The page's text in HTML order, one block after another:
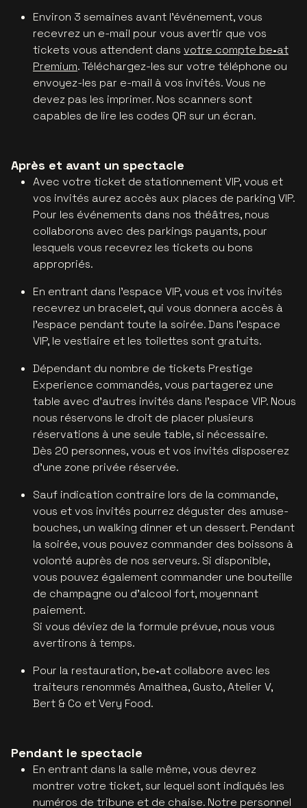
Environ 3 semaines avant l'événement, vous
recevrez un e-mail pour vous avertir que vos
tickets vous attendent dans votre compte be•at
Premium. Téléchargez-les sur votre téléphone ou
envoyez-les par e-mail à vos invités. Vous ne
devez pas les imprimer. Nos scanners sont
capables de lire les codes QR sur un écran.
Après et avant un spectacle
Avec votre ticket de stationnement VIP, vous et
vos invités aurez accès aux places de parking VIP.
Pour les événements dans nos théâtres, nous
collaborons avec des parkings payants, pour
lesquels vous recevrez les tickets ou bons
appropriés.
En entrant dans l'espace VIP, vous et vos invités
recevrez un bracelet, qui vous donnera accès à
l'espace pendant toute la soirée. Dans l'espace
VIP, le vestiaire et les toilettes sont gratuits.
Dépendant du nombre de tickets Prestige
Experience commandés, vous partagerez une
table avec d'autres invités dans l'espace VIP. Nous
nous réservons le droit de placer plusieurs
réservations à une seule table, si nécessaire.
Dès 20 personnes, vous et vos invités disposerez
d'une zone privée réservée.
Sauf indication contraire lors de la commande,
vous et vos invités pourrez déguster des amuse-
bouches, un walking dinner et un dessert. Pendant
la soirée, vous pouvez commander des boissons à
volonté auprès de nos serveurs. Si disponible,
vous pouvez également commander une bouteille
de champagne ou d'alcool fort, moyennant
paiement.
Si vous déviez de la formule prévue, nous vous
avertirons à temps.
Pour la restauration, be•at collabore avec les
traiteurs renommés Amalthea, Gusto, Atelier V,
Bert & Co et Very Food.
Pendant le spectacle
En entrant dans la salle même, vous devrez
montrer votre ticket, sur lequel sont indiqués les
numéros de tribune et de chaise. Notre personnel